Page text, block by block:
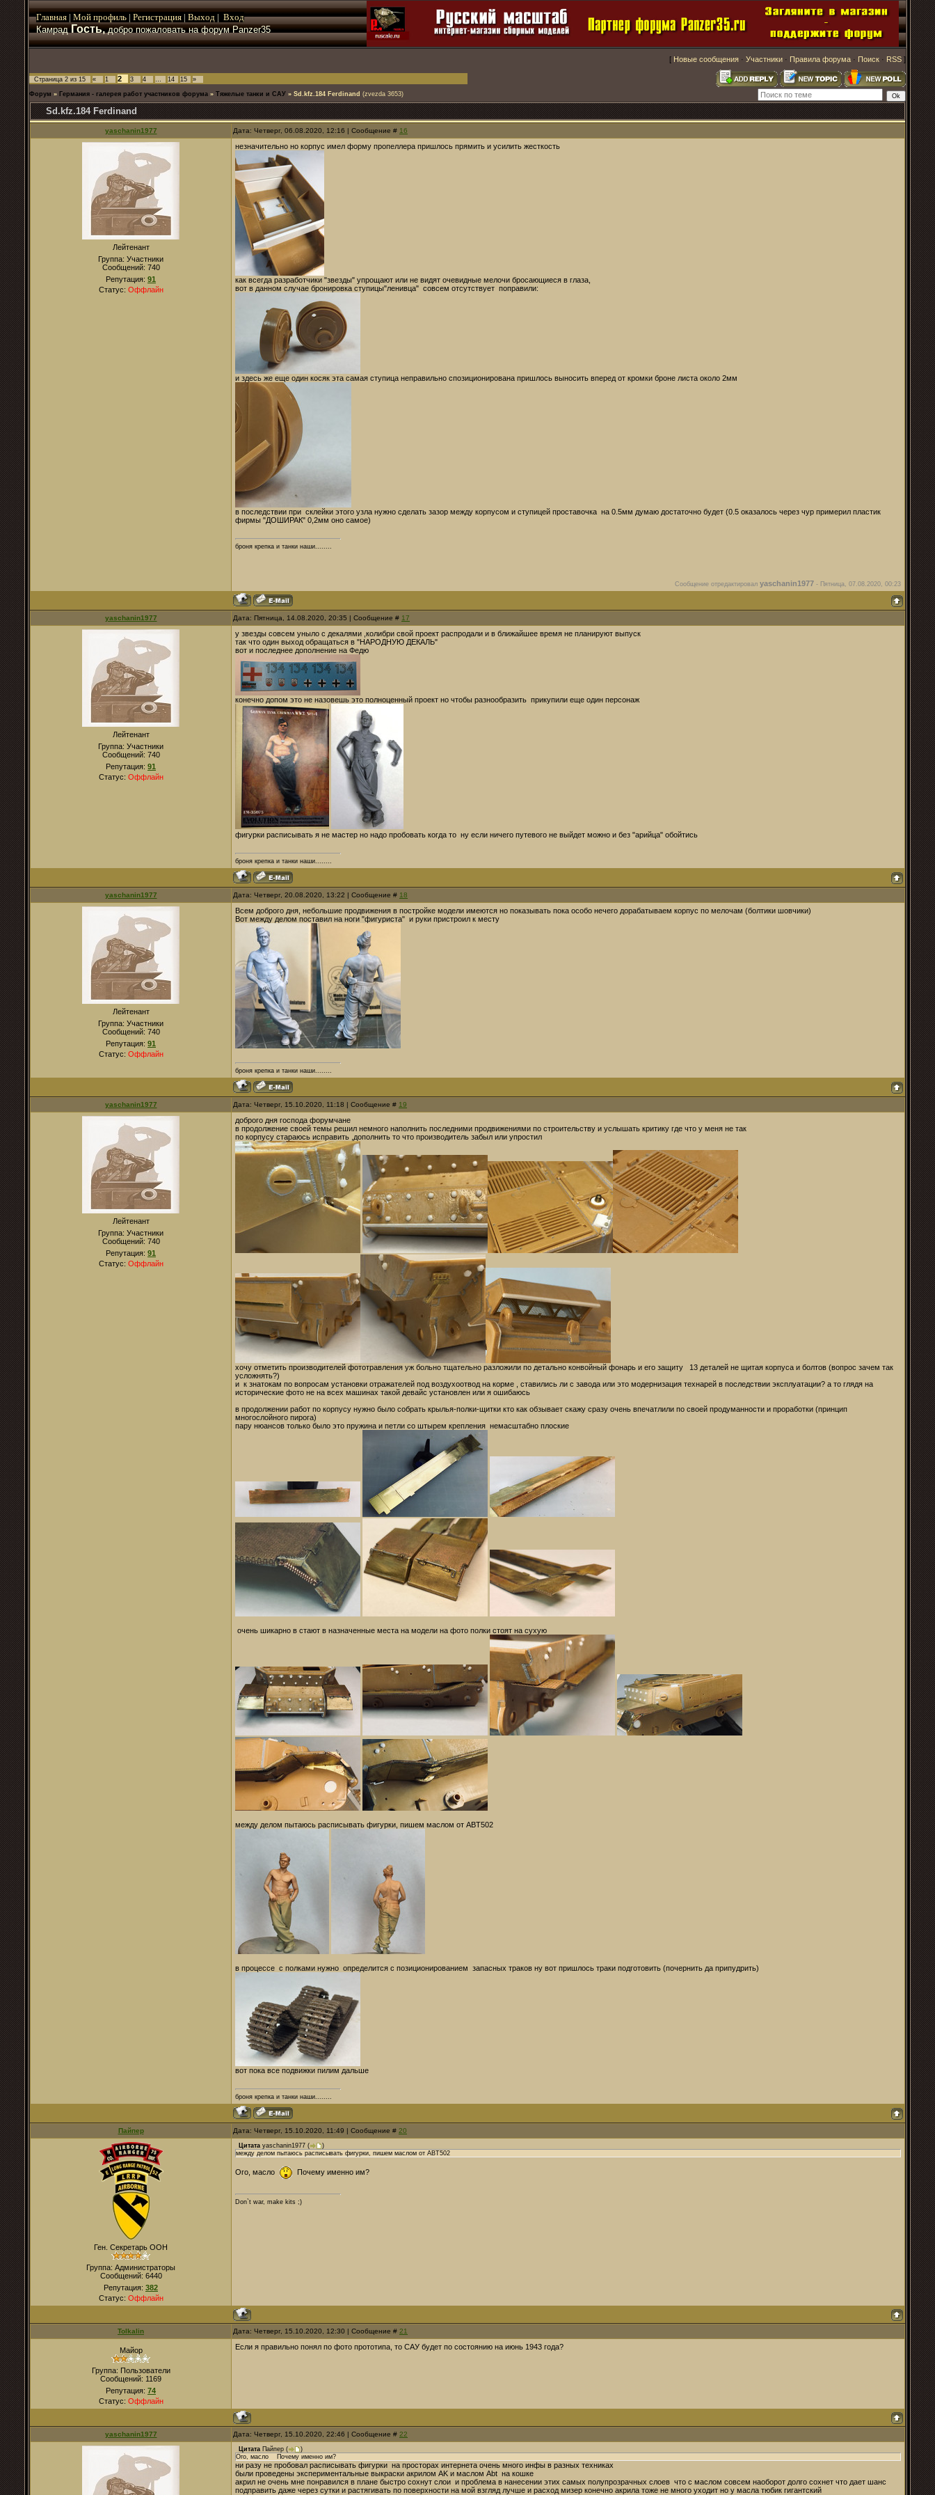
Главная | Мой профиль | Регистрация | Выход | Вход
КамрадГость,добро пожаловать на форум Panzer35
[ Новые сообщения · Участники · Правила форума · Поиск · RSS ]
Страница 2 из 15 « 1 2 3 4 … 14 15 »
Форум » Германия - галерея работ участников форума » Тяжелые танки и САУ » Sd.kfz.184 Ferdinand (zvezda 3653)
Sd.kfz.184 Ferdinand
yaschanin1977 Дата: Четверг, 06.08.2020, 12:16 | Сообщение # 16
Лейтенант
Группа: Участники
Сообщений: 740
Репутация: 91
Статус: Оффлайн
незначительно но корпус имел форму пропеллера пришлось прямить и усилить жесткость
как всегда разработчики "звезды" упрощают или не видят очевидные мелочи бросающиеся в глаза,
вот в данном случае бронировка ступицы"ленивца" совсем отсутствует поправили:
и здесь же еще один косяк эта самая ступица неправильно спозиционирована пришлось выносить вперед от кромки броне листа около 2мм
в последствии при склейки этого узла нужно сделать зазор между корпусом и ступицей проставочка на 0.5мм думаю достаточно будет (0.5 оказалось через чур примерил пластик
фирмы "ДОШИРАК" 0,2мм оно самое)
броня крепка и танки наши........
Сообщение отредактировал yaschanin1977 - Пятница, 07.08.2020, 00:23
yaschanin1977 Дата: Пятница, 14.08.2020, 20:35 | Сообщение # 17
Лейтенант
Группа: Участники
Сообщений: 740
Репутация: 91
Статус: Оффлайн
у звезды совсем уныло с декалями ,колибри свой проект распродали и в ближайшее время не планируют выпуск
так что один выход обращаться в "НАРОДНУЮ ДЕКАЛЬ"
вот и последнее дополнение на Федю
конечно допом это не назовешь это полноценный проект но чтобы разнообразить прикупили еще один персонаж
фигурки расписывать я не мастер но надо пробовать когда то ну если ничего путевого не выйдет можно и без "арийца" обойтись
броня крепка и танки наши........
yaschanin1977 Дата: Четверг, 20.08.2020, 13:22 | Сообщение # 18
Лейтенант
Группа: Участники
Сообщений: 740
Репутация: 91
Статус: Оффлайн
Всем доброго дня, небольшие продвижения в постройке модели имеются но показывать пока особо нечего дорабатываем корпус по мелочам (болтики шовчики)
Вот между делом поставил на ноги "фигуриста" и руки пристроил к месту
броня крепка и танки наши........
yaschanin1977 Дата: Четверг, 15.10.2020, 11:18 | Сообщение # 19
Лейтенант
Группа: Участники
Сообщений: 740
Репутация: 91
Статус: Оффлайн
доброго дня господа форумчане
в продолжение своей темы решил немного наполнить последними продвижениями по строительству и услышать критику где что у меня не так
по корпусу стараюсь исправить ,дополнить то что производитель забыл или упростил
хочу отметить производителей фототравления уж больно тщательно разложили по детально конвойный фонарь и его защиту 13 деталей не щитая корпуса и болтов (вопрос зачем так
усложнять?)
и к знатокам по вопросам установки отражателей под воздухоотвод на корме , ставились ли с завода или это модернизация технарей в последствии эксплуатации? а то глядя на
исторические фото не на всех машинах такой девайс установлен или я ошибаюсь
в продолжении работ по корпусу нужно было собрать крылья-полки-щитки кто как обзывает скажу сразу очень впечатлили по своей продуманности и проработки (принцип
многослойного пирога)
пару нюансов только было это пружина и петли со штырем крепления немасштабно плоские
очень шикарно в стают в назначенные места на модели на фото полки стоят на сухую
между делом пытаюсь расписывать фигурки, пишем маслом от ABT502
в процессе с полками нужно определится с позиционированием запасных траков ну вот пришлось траки подготовить (почернить да припудрить)
вот пока все подвижки пилим дальше
броня крепка и танки наши........
Пайпер Дата: Четверг, 15.10.2020, 11:49 | Сообщение # 20
Ген. Секретарь ООН
Группа: Администраторы
Сообщений: 6440
Репутация: 382
Статус: Оффлайн
Цитата yaschanin1977 (
)
между делом пытаюсь расписывать фигурки, пишем маслом от ABT502
Ого, масло Почему именно им?
Don`t war, make kits ;)
Tolkalin Дата: Четверг, 15.10.2020, 12:30 | Сообщение # 21
Майор
Группа: Пользователи
Сообщений: 1169
Репутация: 74
Статус: Оффлайн
Если я правильно понял по фото прототипа, то САУ будет по состоянию на июнь 1943 года?
yaschanin1977 Дата: Четверг, 15.10.2020, 22:46 | Сообщение # 22
Цитата Пайпер (
)
Ого, масло Почему именно им?
ни разу не пробовал расписывать фигурки на просторах интернета очень много инфы в разных техниках
были проведены экспериментальные выкраски акрилом AK и маслом Abt на кошке
акрил не очень мне понравился в плане быстро сохнут слои и проблема в нанесении этих самых полупрозрачных слоев что с маслом совсем наоборот долго сохнет что дает шанс
подправить даже через сутки и растягивать по поверхности на мой взгляд лучше и расход мизер конечно акрила тоже не много уходит но у масла тюбик гигантский